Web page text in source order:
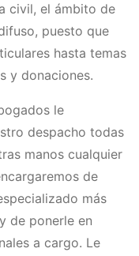
civil, el ámbito de
puesto que
hasta temas
y donaciones.
le
despacho todas
manos cualquier
de
más
de ponerle en
a cargo. Le